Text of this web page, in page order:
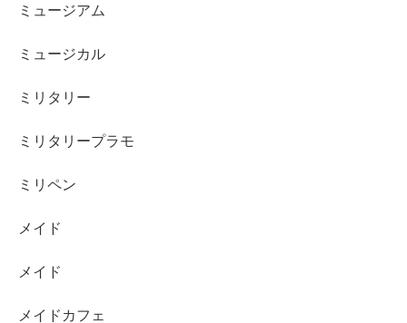
ミュージアム
ミュージカル
ミリタリー
ミリタリープラモ
ミリペン
メイド
メイド
メイドカフェ